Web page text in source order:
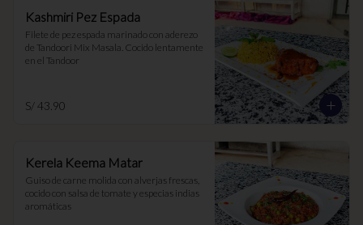
Kashmiri Pez Espada
Filete de pez espada marinado con aderezo
de Tandoori Mix Masala. Cocido lentamente
en el Tandoor
S/ 43.90
Kerela Keema Matar
Guiso de carne molida con alverjas frescas,
cocido con salsa de tomate y especias indias
aromáticas